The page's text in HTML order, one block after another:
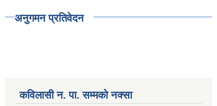
अनुगमन प्रतिवेदन
कविलासी न. पा. सम्मकाे नक्सा